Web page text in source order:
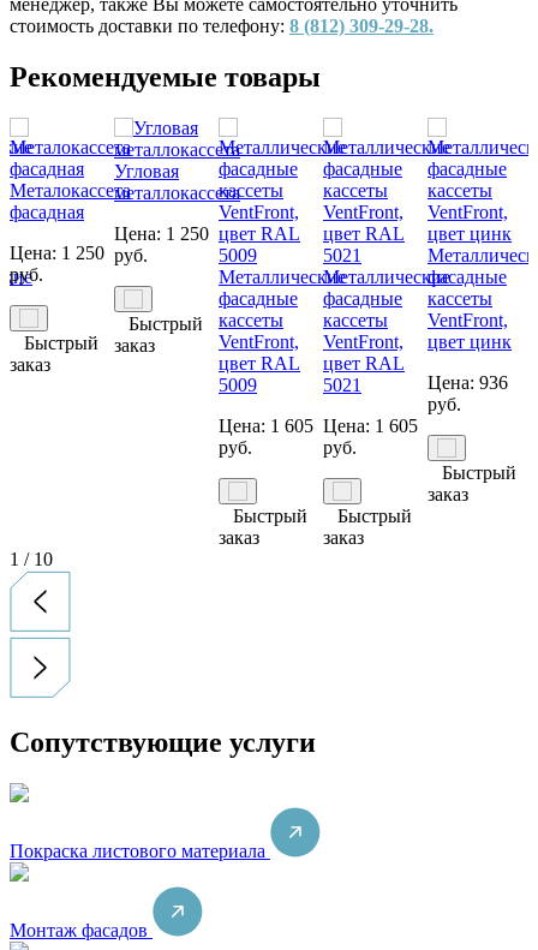
менеджер, также Вы можете самостоятельно уточнить
стоимость доставки по телефону: 8 (812) 309-29-28.
Рекомендуемые товары
Металокассета
фасадная
Цена: 1 250
руб.
Быстрый
заказ
Угловая
металлокассета
Цена: 1 250
руб.
Быстрый
заказ
Металлические
фасадные
кассеты
VentFront,
цвет RAL
5009
Цена: 1 605
руб.
Быстрый
заказ
Металлические
фасадные
кассеты
VentFront,
цвет RAL
5021
Цена: 1 605
руб.
Быстрый
заказ
фасадные
кассеты
VentFront,
цвет цинк
Цена: 936
руб.
Быстрый
заказ
1 / 10
Сопутствующие услуги
Покраска листового материала
Монтаж фасадов